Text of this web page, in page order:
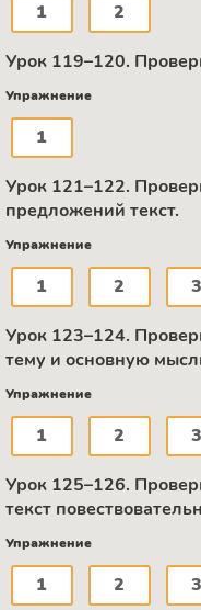
1 2
Урок 119–120.
Упражнение
1
Урок 121–122.
предложений текст.
Упражнение
1 2 3
Урок 123–124.
тему и основную
Упражнение
1 2 3
Урок 125–126.
текст
Упражнение
1 2 3